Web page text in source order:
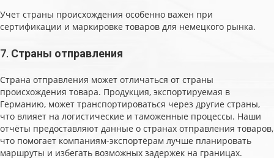
Учет страны происхождения особенно важен при
сертификации и маркировке товаров для немецкого рынка.
7. Страны отправления
Страна отправления может отличаться от страны
происхождения товара. Продукция, экспортируемая в
Германию, может транспортироваться через другие страны,
что влияет на логистические и таможенные процессы. Наши
отчёты предоставляют данные о странах отправления товаров,
что помогает компаниям-экспортёрам лучше планировать
маршруты и избегать возможных задержек на границах.